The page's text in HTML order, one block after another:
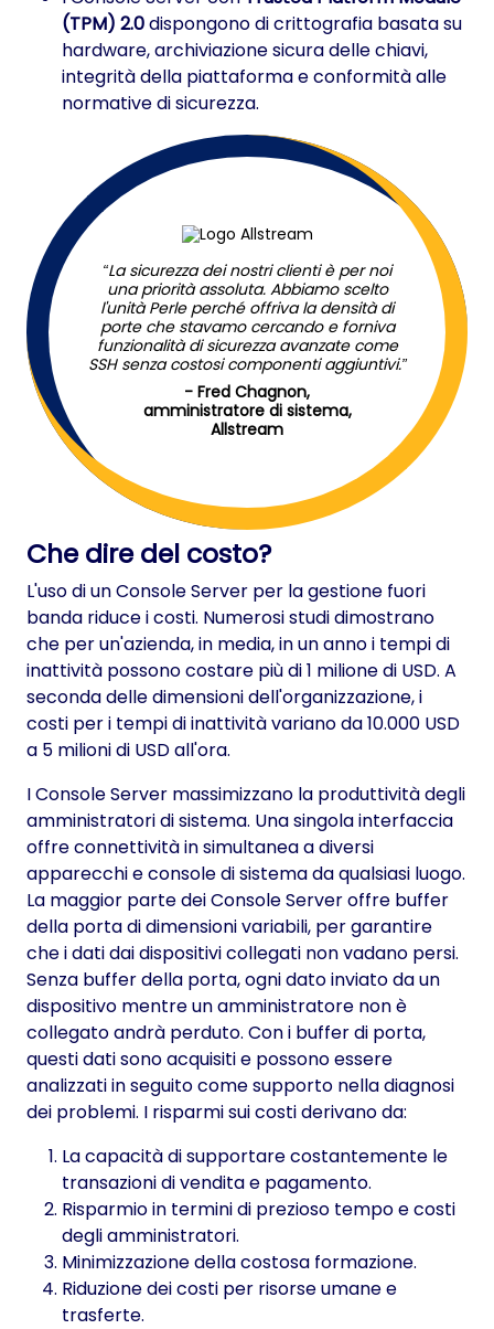
La sicurezza dei nostri clienti è per noi
una priorità assoluta. Abbiamo scelto
l'unità Perle perché offriva la densità di
porte che stavamo cercando e forniva
funzionalità di sicurezza avanzate come
SSH senza costosi componenti aggiuntivi.
- Fred Chagnon,
amministratore di sistema,
Allstream
(TPM) 2.0dispongono di crittografia basata su
hardware, archiviazione sicura delle chiavi,
integrità della piattaforma e conformità alle
normative di sicurezza.
Che dire del costo?
L'uso di un Console Server per la gestione fuori
banda riduce i costi. Numerosi studi dimostrano
che per un'azienda, in media, in un anno i tempi di
inattività possono costare più di 1 milione di USD. A
seconda delle dimensioni dell'organizzazione, i
costi per i tempi di inattività variano da 10.000 USD
a 5 milioni di USD all'ora.
I Console Server massimizzano la produttività degli
amministratori di sistema. Una singola interfaccia
offre connettività in simultanea a diversi
apparecchi e console di sistema da qualsiasi luogo.
La maggior parte dei Console Server offre buffer
della porta di dimensioni variabili, per garantire
che i dati dai dispositivi collegati non vadano persi.
Senza buffer della porta, ogni dato inviato da un
dispositivo mentre un amministratore non è
collegato andrà perduto. Con i buffer di porta,
questi dati sono acquisiti e possono essere
analizzati in seguito come supporto nella diagnosi
dei problemi. I risparmi sui costi derivano da:
La capacità di supportare costantemente le
transazioni di vendita e pagamento.
Risparmio in termini di prezioso tempo e costi
degli amministratori.
Minimizzazione della costosa formazione.
Riduzione dei costi per risorse umane e
trasferte.